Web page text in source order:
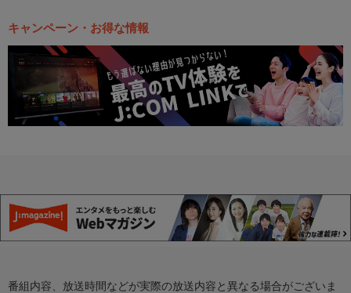
キャンペーン・お得な情報
番組内容、放送時間などが実際の放送内容と異なる場合がございま